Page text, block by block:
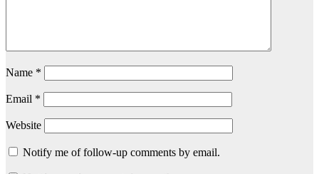
Name *
Email *
Website
Notify me of follow-up comments by email.